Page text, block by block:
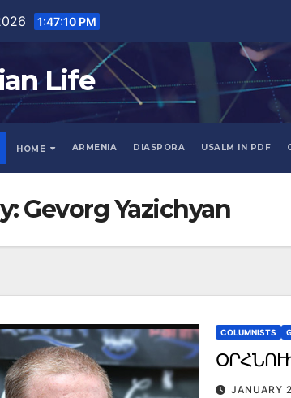
1:47:12 PM
Life
HOME ARMENIA DIASPORA USALM IN PDF
Gevorg Yazichyan
COLUMNISTS
JANUARY